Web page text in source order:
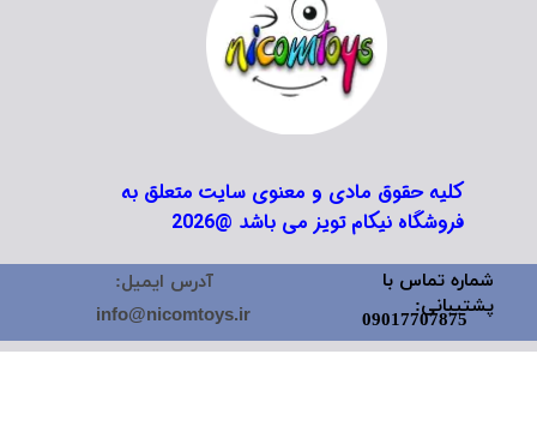
کلیه حقوق مادی و معنوی سایت متعلق به
فروشگاه نیکام تویز می باشد @2026
شماره تماس با
پشتیبانی:
09017707875
آدرس ایمیل:
info@nicomtoys.ir